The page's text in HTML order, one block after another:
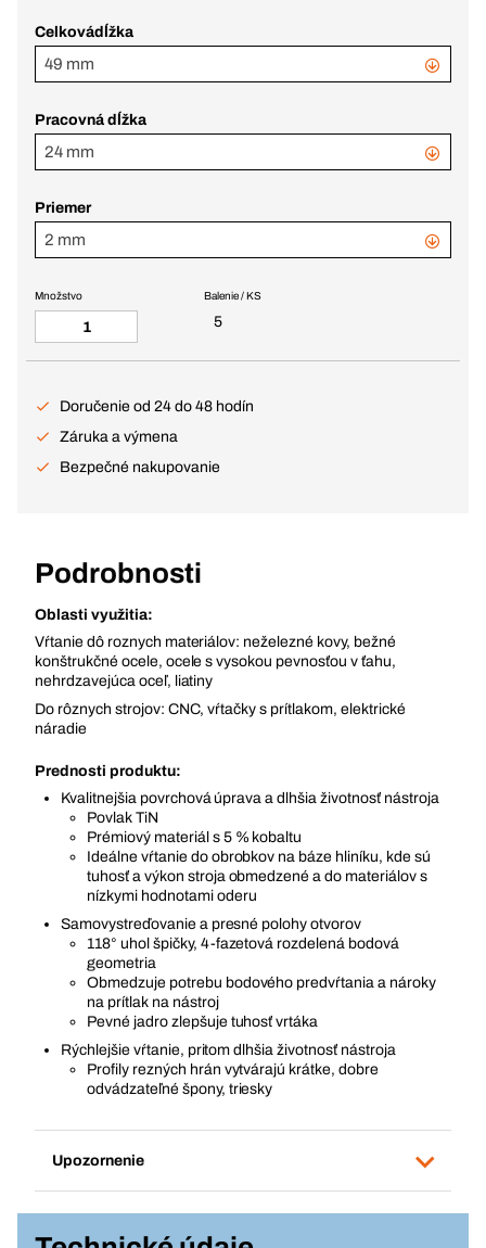
Celkovádĺžka
49 mm
Pracovná dĺžka
24 mm
Priemer
2 mm
Balenie / KS
5
Množstvo
Doručenie od 24 do 48 hodín
Záruka a výmena
Bezpečné nakupovanie
Podrobnosti
Oblasti využitia:
Vŕtanie dô roznych materiálov: neželezné kovy, bežné
konštrukčné ocele, ocele s vysokou pevnosťou v ťahu,
nehrdzavejúca oceľ, liatiny
Do rôznych strojov: CNC, vŕtačky s prítlakom, elektrické
náradie
Prednosti produktu:
Kvalitnejšia povrchová úprava a dlhšia životnosť nástroja
Povlak TiN
Prémiový materiál s 5 % kobaltu
Ideálne vŕtanie do obrobkov na báze hliníku, kde sú
tuhosť a výkon stroja obmedzené a do materiálov s
nízkymi hodnotami oderu
Samovystreďovanie a presné polohy otvorov
118° uhol špičky, 4-fazetová rozdelená bodová
geometria
Obmedzuje potrebu bodového predvŕtania a nároky
na prítlak na nástroj
Pevné jadro zlepšuje tuhosť vrtáka
Rýchlejšie vŕtanie, pritom dlhšia životnosť nástroja
Profily rezných hrán vytvárajú krátke, dobre
odvádzateľné špony, triesky
Upozornenie